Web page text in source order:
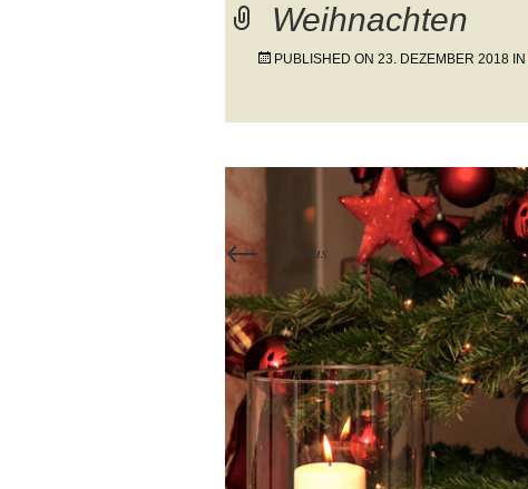
Weihnachten
PUBLISHED ON 23. DEZEMBER 2018 IN
← Previous